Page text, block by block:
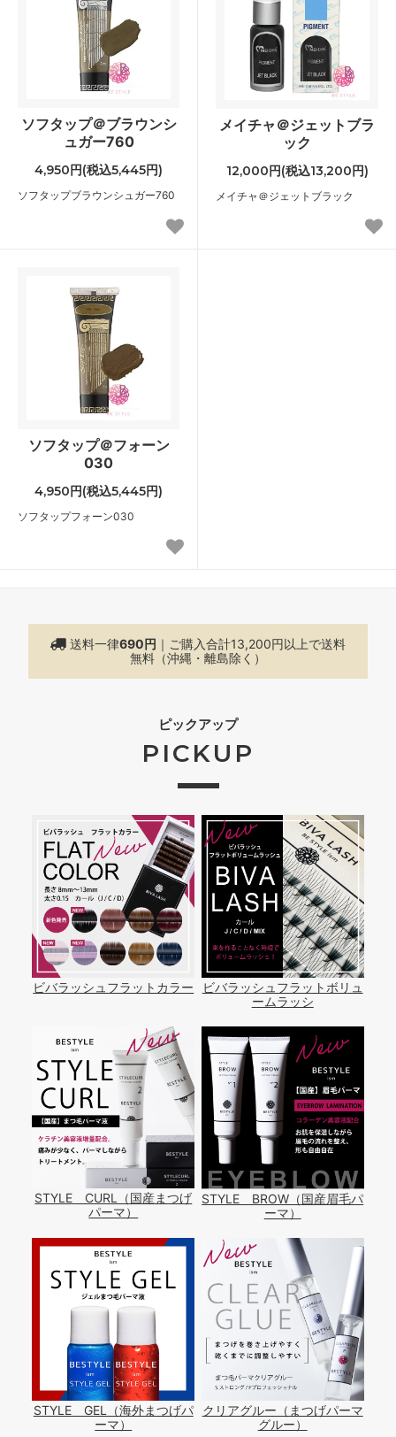
ソフタップ＠ブラウンシ
ュガー760
4,950円(税込5,445円)
ソフタップブラウンシュガー760
メイチャ＠ジェットブラ
ック
12,000円(税込13,200円)
メイチャ＠ジェットブラック
ソフタップ＠フォーン
030
4,950円(税込5,445円)
ソフタップフォーン030
送料一律690円 ｜ご購入合計13,200円以上で送料
無料（沖縄・離島除く）
ピックアップ
PICKUP
ビバラッシュフラットカラー
ビバラッシュフラットボリュ
ームラッシ
STYLE CURL（国産まつげ
パーマ）
STYLE BROW（国産眉毛パ
ーマ）
STYLE GEL（海外まつげパ
ーマ）
クリアグルー（まつげパーマ
グルー）